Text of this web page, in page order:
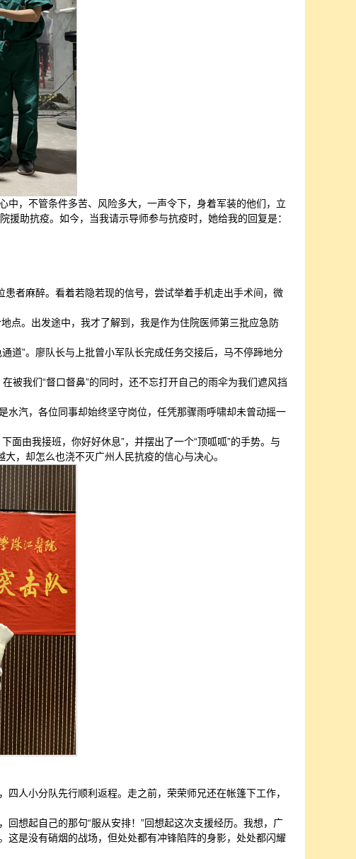
，不管条件多苦、风险多大，一声令下，身着军装的他们，立
助抗疫。如今，当我请示导师参与抗疫时，她给我的回复是：
者麻醉。看着若隐若现的信号，尝试举着手机走出手术间，微
点。出发途中，我才了解到，我是作为住院医师第三批应急防
道”。廖队长与上批曾小军队长完成任务交接后，马不停蹄地分
被我们“督口督鼻”的同时，还不忘打开自己的雨伞为我们遮风挡
水汽，各位同事却始终坚守岗位，任凭那骤雨呼啸却未曾动摇一
面由我接班，你好好休息”，并摆出了一个“顶呱呱”的手势。与
，却怎么也浇不灭广州人民抗疫的信心与决心。
人小分队先行顺利返程。走之前，荣荣师兄还在帐篷下工作，
想起自己的那句“服从安排！”回想起这次支援经历。我想，广
这是没有硝烟的战场，但处处都有冲锋陷阵的身影，处处都闪耀